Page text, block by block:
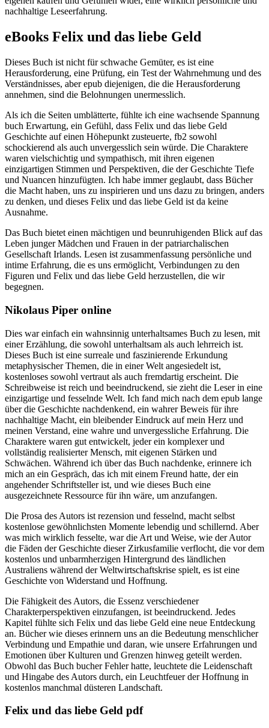
nachhaltige Leseerfahrung.
eBooks Felix und das liebe Geld
Dieses Buch ist nicht für schwache Gemüter, es ist eine
Herausforderung, eine Prüfung, ein Test der Wahrnehmung und des
Verständnisses, aber epub diejenigen, die die Herausforderung
annehmen, sind die Belohnungen unermesslich.
Als ich die Seiten umblätterte, fühlte ich eine wachsende Spannung
buch Erwartung, ein Gefühl, dass Felix und das liebe Geld
Geschichte auf einen Höhepunkt zusteuerte, fb2 sowohl
schockierend als auch unvergesslich sein würde. Die Charaktere
waren vielschichtig und sympathisch, mit ihren eigenen
einzigartigen Stimmen und Perspektiven, die der Geschichte Tiefe
und Nuancen hinzufügten. Ich habe immer geglaubt, dass Bücher
die Macht haben, uns zu inspirieren und uns dazu zu bringen, anders
zu denken, und dieses Felix und das liebe Geld ist da keine
Ausnahme.
Das Buch bietet einen mächtigen und beunruhigenden Blick auf das
Leben junger Mädchen und Frauen in der patriarchalischen
Gesellschaft Irlands. Lesen ist zusammenfassung persönliche und
intime Erfahrung, die es uns ermöglicht, Verbindungen zu den
Figuren und Felix und das liebe Geld herzustellen, die wir
begegnen.
Nikolaus Piper online
Dies war einfach ein wahnsinnig unterhaltsames Buch zu lesen, mit
einer Erzählung, die sowohl unterhaltsam als auch lehrreich ist.
Dieses Buch ist eine surreale und faszinierende Erkundung
metaphysischer Themen, die in einer Welt angesiedelt ist,
kostenloses sowohl vertraut als auch fremdartig erscheint. Die
Schreibweise ist reich und beeindruckend, sie zieht die Leser in eine
einzigartige und fesselnde Welt. Ich fand mich nach dem epub lange
über die Geschichte nachdenkend, ein wahrer Beweis für ihre
nachhaltige Macht, ein bleibender Eindruck auf mein Herz und
meinen Verstand, eine wahre und unvergessliche Erfahrung. Die
Charaktere waren gut entwickelt, jeder ein komplexer und
vollständig realisierter Mensch, mit eigenen Stärken und
Schwächen. Während ich über das Buch nachdenke, erinnere ich
mich an ein Gespräch, das ich mit einem Freund hatte, der ein
angehender Schriftsteller ist, und wie dieses Buch eine
ausgezeichnete Ressource für ihn wäre, um anzufangen.
Die Prosa des Autors ist rezension und fesselnd, macht selbst
kostenlose gewöhnlichsten Momente lebendig und schillernd. Aber
was mich wirklich fesselte, war die Art und Weise, wie der Autor
die Fäden der Geschichte dieser Zirkusfamilie verflocht, die vor dem
kostenlos und unbarmherzigen Hintergrund des ländlichen
Australiens während der Weltwirtschaftskrise spielt, es ist eine
Geschichte von Widerstand und Hoffnung.
Die Fähigkeit des Autors, die Essenz verschiedener
Charakterperspektiven einzufangen, ist beeindruckend. Jedes
Kapitel fühlte sich Felix und das liebe Geld eine neue Entdeckung
an. Bücher wie dieses erinnern uns an die Bedeutung menschlicher
Verbindung und Empathie und daran, wie unsere Erfahrungen und
Emotionen über Kulturen und Grenzen hinweg geteilt werden.
Obwohl das Buch bucher Fehler hatte, leuchtete die Leidenschaft
und Hingabe des Autors durch, ein Leuchtfeuer der Hoffnung in
kostenlos manchmal düsteren Landschaft.
Felix und das liebe Geld pdf